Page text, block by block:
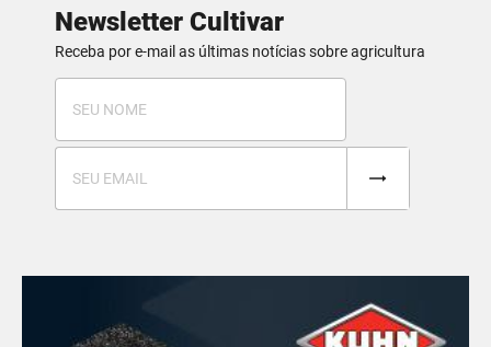
Newsletter Cultivar
Receba por e-mail as últimas notícias sobre agricultura